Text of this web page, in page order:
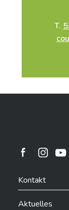
T.
Ville de
Kontakt
Aktuelles